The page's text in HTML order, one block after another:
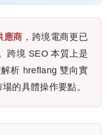
應商 ，跨境電商更已
跨境 SEO 本質上是
析 hreflang 雙向實
的具體操作要點。